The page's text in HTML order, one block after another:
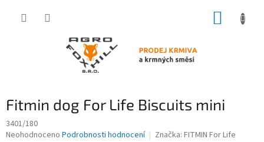
Fitmin dog For Life Biscuits mini
3401/180
Průměrné
Neohodnoceno Podrobnosti hodnocení Značka: FITMIN For Life